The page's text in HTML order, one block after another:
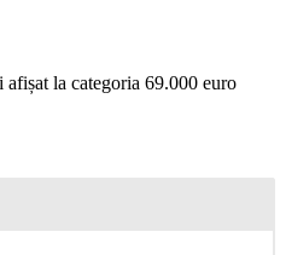
la categoria 69.000 euro